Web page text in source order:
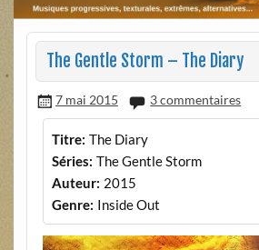
The Gentle Storm – The Diary
7 mai 2015 3 commentaires
Titre: The Diary
Séries: The Gentle Storm
Auteur: 2015
Genre: Inside Out